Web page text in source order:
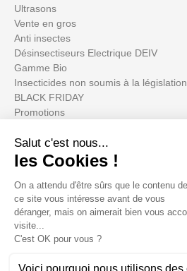
Ultrasons
Vente en gros
Anti insectes
Désinsectiseurs Electrique DEIV
Gamme Bio
Insecticides non soumis à la législation
BLACK FRIDAY
Promotions
Votre compte
Informations